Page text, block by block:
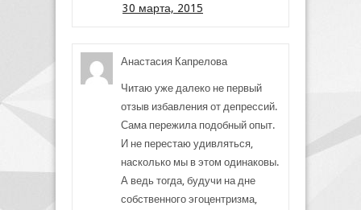
30 марта, 2015
Анастасия Капрелова
Читаю уже далеко не первый
отзыв избавления от депрессий.
Сама пережила подобный опыт.
И не перестаю удивляться,
насколько мы в этом одинаковы.
А ведь тогда, будучи на дне
собственного эгоцентризма,